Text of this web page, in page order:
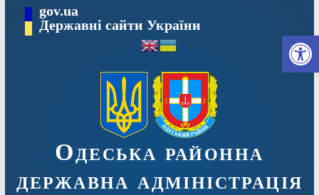
Перейтиgov.ua
Державні сайти України
Одеська районна
державна адміністрація